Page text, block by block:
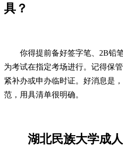
具？
你得提前备好签字笔、2B铅
为考试在指定考场进行。记得保
紧补办或申办临时证。好消息是
范，用具清单很明确。
湖北民族大学成